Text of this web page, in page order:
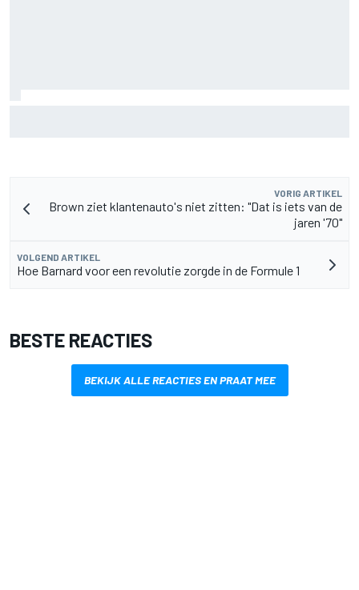
VORIG ARTIKEL
Brown ziet klantenauto's niet zitten: "Dat is iets van de
jaren '70"
VOLGEND ARTIKEL
Hoe Barnard voor een revolutie zorgde in de Formule 1
BESTE REACTIES
BEKIJK ALLE REACTIES EN PRAAT MEE